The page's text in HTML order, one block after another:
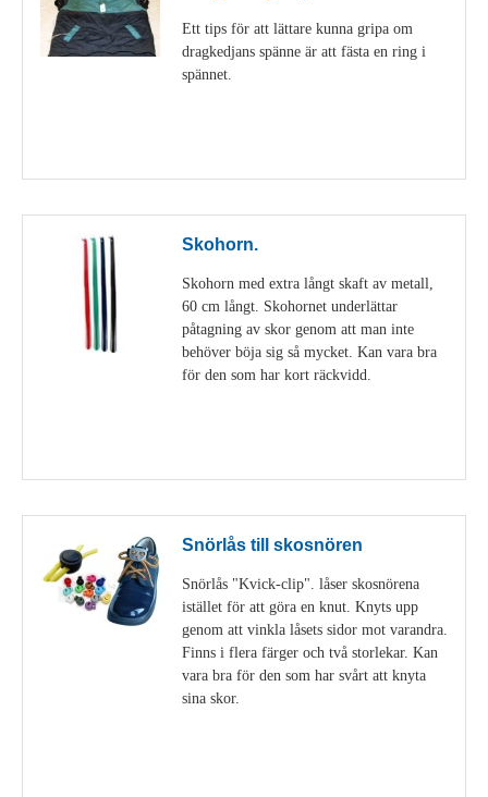
Ett tips för att lättare kunna gripa om
dragkedjans spänne är att fästa en ring i
spännet.
Skohorn.
Skohorn med extra långt skaft av metall,
60 cm långt. Skohornet underlättar
påtagning av skor genom att man inte
behöver böja sig så mycket. Kan vara bra
för den som har kort räckvidd.
Snörlås till skosnören
Snörlås "Kvick-clip". låser skosnörena
istället för att göra en knut. Knyts upp
genom att vinkla låsets sidor mot varandra.
Finns i flera färger och två storlekar. Kan
vara bra för den som har svårt att knyta
sina skor.